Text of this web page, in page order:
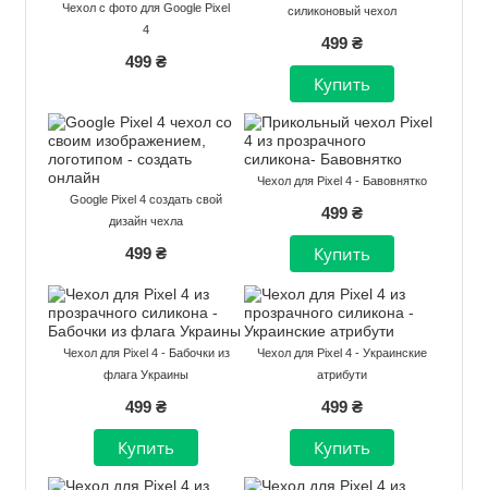
Чехол с фото для Google Pixel
4
499 ₴
силиконовый чехол
499 ₴
Google Pixel 4 создать свой
дизайн чехла
499 ₴
Чехол для Pixel 4 - Бавовнятко
499 ₴
Чехол для Pixel 4 - Бабочки из
флага Украины
499 ₴
Чехол для Pixel 4 - Украинские
атрибути
499 ₴